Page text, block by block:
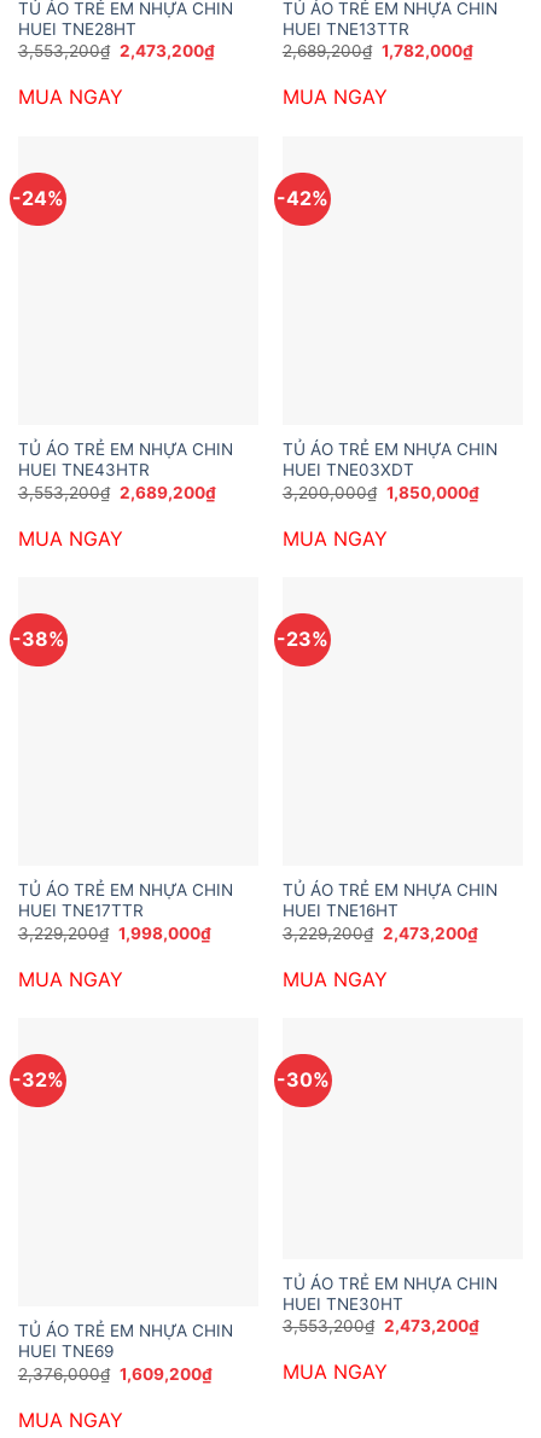
TỦ ÁO TRẺ EM NHỰA CHIN
HUEI TNE28HT
3,553,200₫ Giá
gốc
3,553,200₫.
2,473,200₫Giá
hiện
MUA NGAY
TỦ ÁO TRẺ EM NHỰA CHIN
HUEI TNE13TTR
2,689,200₫ Giá
gốc
2,689,200₫.
1,782,000₫Giá
hiện
MUA NGAY
-24%
TỦ ÁO TRẺ EM NHỰA CHIN
HUEI TNE43HTR
3,553,200₫ Giá
gốc
3,553,200₫.
2,689,200₫Giá
hiện
2,689,200₫.
MUA NGAY
-42%
TỦ ÁO TRẺ EM NHỰA CHIN
HUEI TNE03XDT
3,200,000₫ Giá
gốc
3,200,000₫.
1,850,000₫Giá
hiện
MUA NGAY
-38%
TỦ ÁO TRẺ EM NHỰA CHIN
HUEI TNE17TTR
3,229,200₫ Giá
gốc
3,229,200₫.
1,998,000₫Giá
hiện
MUA NGAY
-23%
TỦ ÁO TRẺ EM NHỰA CHIN
HUEI TNE16HT
3,229,200₫ Giá
gốc
3,229,200₫.
2,473,200₫Giá
hiện
MUA NGAY
-32%
TỦ ÁO TRẺ EM NHỰA CHIN
HUEI TNE69
2,376,000₫ Giá
gốc
2,376,000₫.
1,609,200₫Giá
hiện
MUA NGAY
-30%
TỦ ÁO TRẺ EM NHỰA CHIN
HUEI TNE30HT
3,553,200₫ Giá
gốc
3,553,200₫.
2,473,200₫Giá
hiện
MUA NGAY